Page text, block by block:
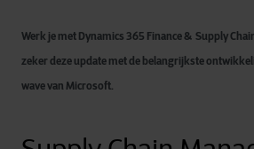
Werk je met Dynamics 365 Finance & Supply
zeker deze update met de belangrijkste
wave van Microsoft.